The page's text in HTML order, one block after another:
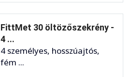
FittMet 30 öltözőszekrény -
4 ...
4 személyes, hosszúajtós,
fém ...